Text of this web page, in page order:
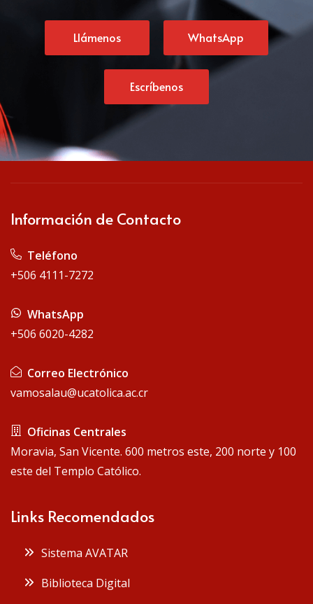
Llámenos WhatsApp
Escríbenos
Información de Contacto
Teléfono
+506 4111-7272
WhatsApp
+506 6020-4282
Correo Electrónico
vamosalau@ucatolica.ac.cr
Oficinas Centrales
Moravia, San Vicente. 600 metros este, 200 norte y 100
este del Templo Católico.
Links Recomendados
Sistema AVATAR
Biblioteca Digital